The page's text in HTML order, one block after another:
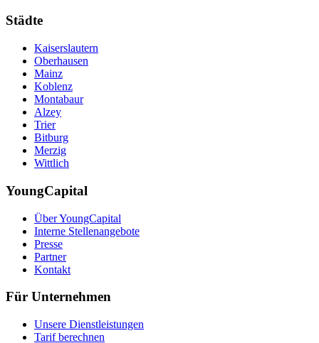
Städte
Kaiserslautern
Oberhausen
Mainz
Koblenz
Montabaur
Alzey
Trier
Bitburg
Merzig
Wittlich
YoungCapital
Über YoungCapital
Interne Stellenangebote
Presse
Partner
Kontakt
Für Unternehmen
Unsere Dienstleistungen
Tarif berechnen